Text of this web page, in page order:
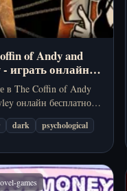
of Andy and
- играть онлайн
в The Coffin of Andy
онлайн бесплатно.
Andy и Leyley
в изолированной
отношений и
явлений.
dark psychological
games